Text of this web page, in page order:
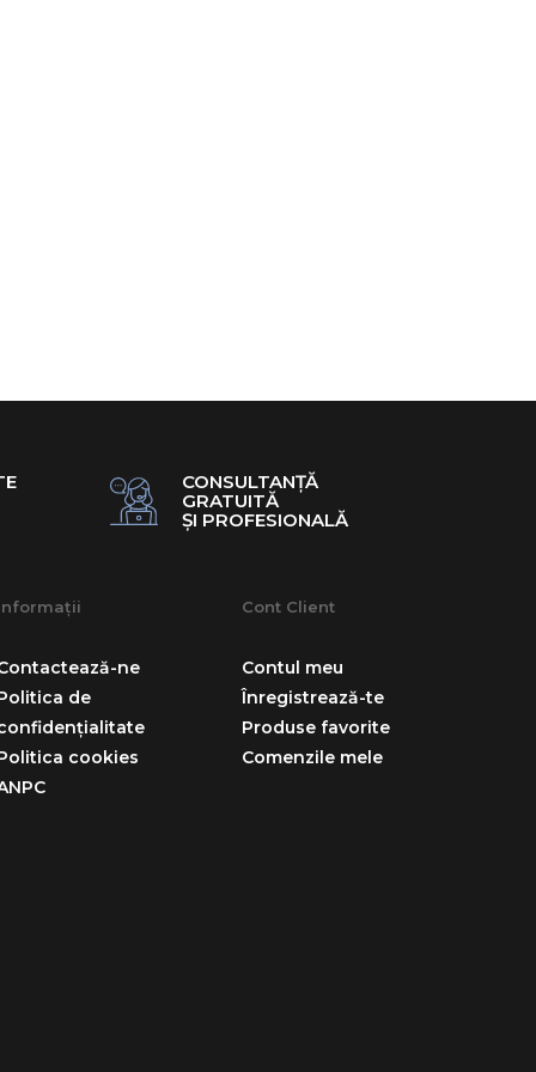
cu Husa
ÎN COŞ
LA FAVORITE
CONSULTANȚĂ
GRATUITĂ
ȘI PROFESIONALĂ
ne
de
cookies
Cont Client
Contul meu
Înregistrează-te
Produse favorite
Comenzile mele